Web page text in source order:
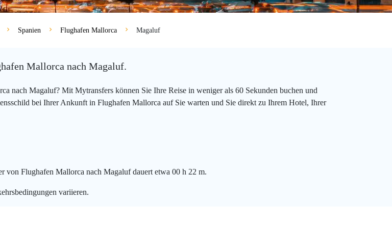
Spanien Flughafen Mallorca Magaluf
Mallorca nach Magaluf.
nach Magaluf? Mit Mytransfers können Sie Ihre Reise in weniger als 60 Sekunden buchen und
bei Ihrer Ankunft in Flughafen Mallorca auf Sie warten und Sie direkt zu Ihrem Hotel, Ihrer
Flughafen Mallorca nach Magaluf dauert etwa 00 h 22 m.
variieren.